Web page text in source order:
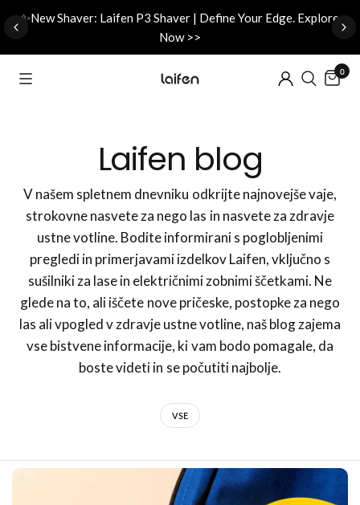
✨New Shaver: Laifen P3 Shaver | Define Your Edge. Explore
Now >>
0
Laifen blog
V našem spletnem dnevniku odkrijte najnovejše vaje,
strokovne nasvete za nego las in nasvete za zdravje
ustne votline. Bodite informirani s poglobljenimi
pregledi in primerjavami izdelkov Laifen, vključno s
sušilniki za lase in električnimi zobnimi ščetkami. Ne
glede na to, ali iščete nove pričeske, postopke za nego
las ali vpogled v zdravje ustne votline, naš blog zajema
vse bistvene informacije, ki vam bodo pomagale, da
boste videti in se počutiti najbolje.
VSE